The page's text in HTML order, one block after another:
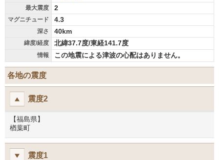
最大震度 2
マグニチュード 4.3
深さ 40km
緯度/経度 北緯37.7度/東経141.7度
情報 この地震による津波の心配はありません。
各地の震度
震度2
【福島県】
楢葉町
震度1